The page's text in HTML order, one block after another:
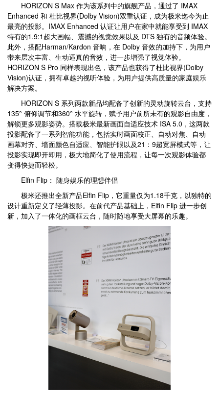
HORIZON S Max 作为该系列中的旗舰产品，通过了 IMAX
Enhanced 和 杜比视界(Dolby Vision)双重认证，成为极米迄今为止
最亮的投影。IMAX Enhanced 认证让用户在家中就能享受到 IMAX
特有的1.9:1超大画幅、震撼的视觉效果以及 DTS 独有的音频体验。
此外，搭配Harman/Kardon 音响，在 Dolby 音效的加持下，为用户
带来层次丰富、生动逼真的音效，进一步增强了视觉体验。
HORIZON S Pro 同样表现出色，该产品也获得了杜比视界(Dolby
Vision)认证，拥有卓越的视听体验，为用户提供高质量的家庭娱乐
解决方案。
HORIZON S 系列两款新品均配备了创新的灵动旋转云台，支持
135° 俯仰调节和360° 水平旋转，赋予用户前所未有的观影自由度，
解锁更多观影姿势。搭载极米最新画面自适应技术 ISA 5.0，这两款
投影配备了一系列智能功能，包括实时画面校正、自动对焦、自动
画幕对齐、墙面颜色自适应、智能护眼以及21：9超宽屏模式等，让
投影实现即开即用，极大地简化了使用流程，让每一次观影体验都
变得快捷而轻松。
Elfin Flip： 随身娱乐的理想伴侣
极米还推出全新产品Elfin Flip，它重量仅为1.18千克，以独特的
设计重新定义了轻薄投影。在前代产品基础上，Elfin Flip 进一步创
新，加入了一体化的画框云台，随时随地享受大屏幕的乐趣。